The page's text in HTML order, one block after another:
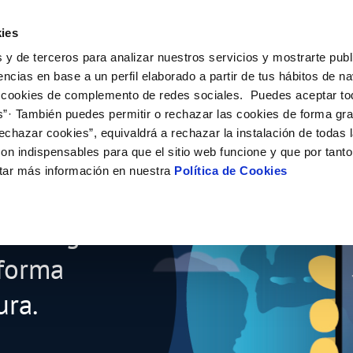
y de terceros para analizar nuestros servicios y mostrarte
en base a un perfil elaborado a partir de tus hábitos de
de complemento de redes sociales. Puedes aceptar
También puedes permitir o rechazar las cookies de forma
cookies”, equivaldrá a rechazar la instalación de todas
indispensables para que el sitio web funcione y que por
más información en nuestra Política de Cookies
titular
subministrament
MODIFICACIÓ DE DADES
Actualitzar dades bancàries
Actualitzar dades de domicili
El Teu Servei
AL CLIENT
contacte
i afectacions
COMPROMÍS DE SERVEI
Customer Counsel (Defensa del
Normativa del servei
La Teva Aigua
la qualitat de l’aigua
CUIDEM L'AIGUA
Consells d'estalvi
Dipòsits comunitaris
Coneix-nos
DE GESTIÓ I CERTIFICATS
PERFIL DEL CONTRACTANT
Condicions generals de
Contrataciones
El
de Beques "Joves